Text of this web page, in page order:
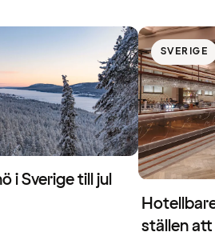
i Sverige till jul
SVERIGE
ställen